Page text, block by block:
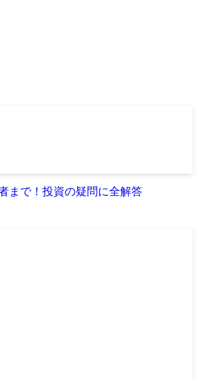
まで！投資の疑問に全解答